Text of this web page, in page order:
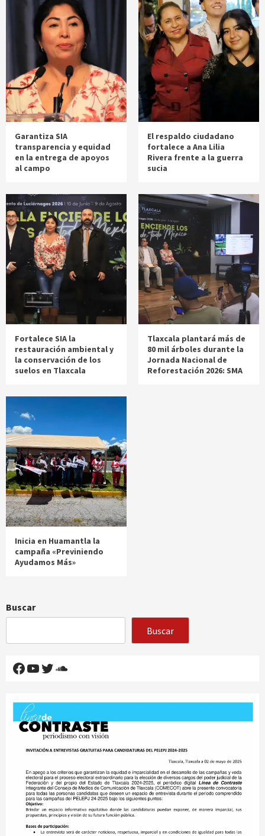
Garantiza SIA
transparencia y equidad
en la entrega de apoyos
al campo
El respaldo ciudadano
fortalece a Ana Lilia
Rivera frente a la guerra
sucia
Fortalece SIA la
restauración ambiental y
la conservación de los
suelos en Tlaxcala
Tlaxcala plantará más de
80 mil árboles durante la
Jornada Nacional de
Reforestación 2026: SMA
Inicia en Huamantla la
campaña «Previniendo
Ayudamos Más»
Buscar
Buscar
Facebook
YouTube
Twitter
SoundCloud